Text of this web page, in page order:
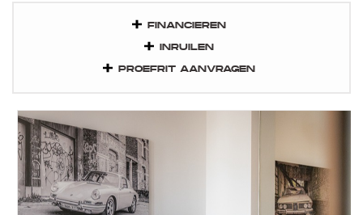
FINANCIEREN
INRUILEN
PROEFRIT AANVRAGEN